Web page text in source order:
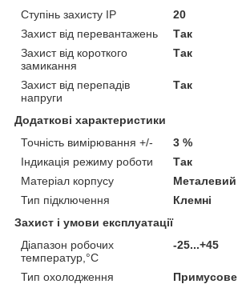
Ступінь захисту IP
20
Захист від перевантажень
Так
Захист від короткого
замикання
Так
Захист від перепадів
напруги
Так
Додаткові характеристики
Точність вимірювання +/-
3 %
Індикація режиму роботи
Так
Матеріал корпусу
Металевий
Тип підключення
Клемні
Захист і умови експлуатації
Діапазон робочих
температур,°С
-25...+45
Тип охолодження
Примусове